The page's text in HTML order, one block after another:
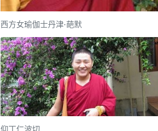
西方女瑜伽士丹津·葩默
仰丁仁波切